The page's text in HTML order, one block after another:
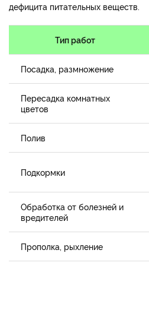
дефицита питательных веществ.
Тип работ
Посадка, размножение
Пересадка комнатных
цветов
Полив
Подкормки
Обработка от болезней и
вредителей
Прополка, рыхление